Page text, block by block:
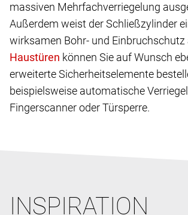
massiven Mehrfachverriegelung
Außerdem weist der Schließzylinder
wirksamen Bohr- und Einbruchschutz
können Sie auf Wunsch
erweiterte Sicherheitselemente
beispielsweise automatische
Fingerscanner oder Türsperre.
INSPIRATION